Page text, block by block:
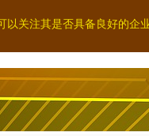
关注其是否具备良好的企